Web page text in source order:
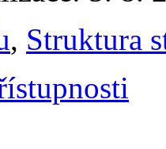
, Struktura